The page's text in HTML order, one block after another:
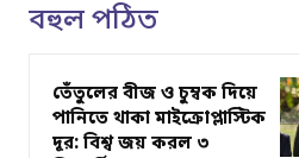
বহুল পঠিত
তেঁতুলের বীজ ও চুম্বক দিয়ে
পানিতে থাকা মাইক্রোপ্লাস্টিক
দূর: বিশ্ব জয় করল ৩